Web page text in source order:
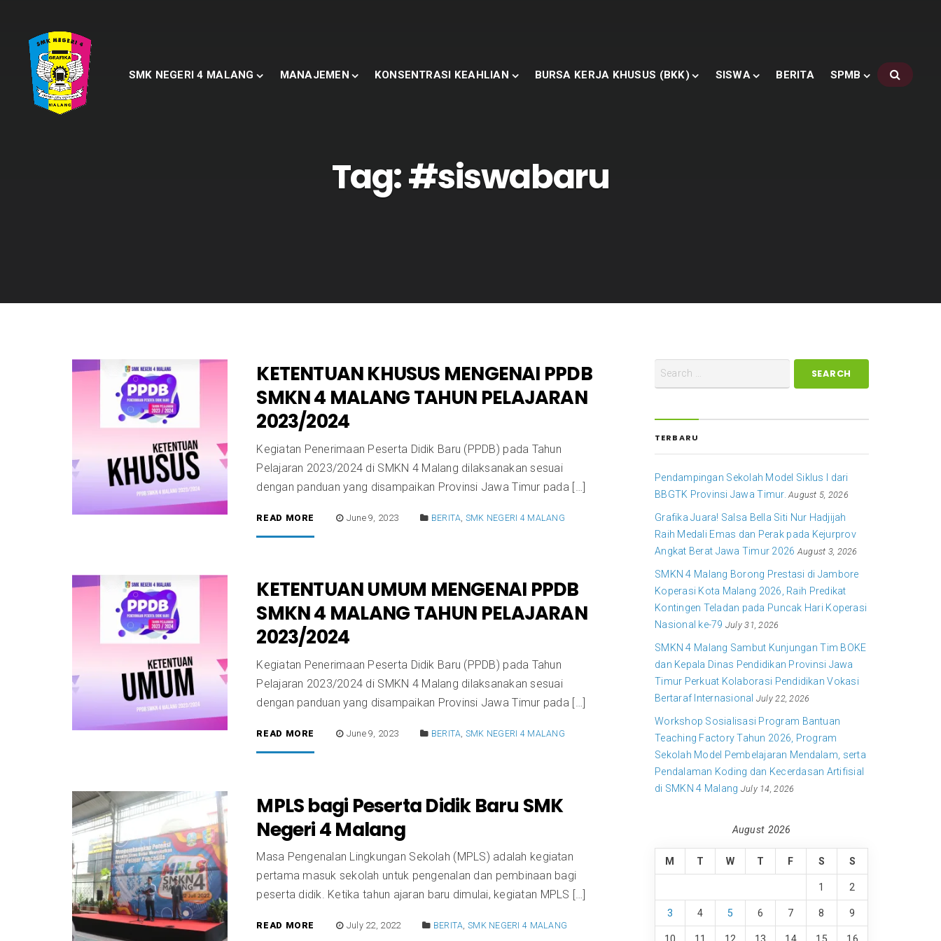
SMK NEGERI 4 MALANG MANAJEMEN KONSENTRASI KEAHLIAN BURSA KERJA KHUSUS (BKK) SISWA BERITA SPMB
Tag:#siswabaru
KETENTUAN KHUSUS MENGENAI PPDB
SMKN 4 MALANG TAHUN PELAJARAN
2023/2024
Kegiatan Penerimaan Peserta Didik Baru (PPDB) pada Tahun
Pelajaran 2023/2024 di SMKN 4 Malang dilaksanakan sesuai
dengan panduan yang disampaikan Provinsi Jawa Timur pada […]
READ MORE June 9, 2023 BERITA SMK NEGERI 4 MALANG
KETENTUAN UMUM MENGENAI PPDB
SMKN 4 MALANG TAHUN PELAJARAN
2023/2024
Kegiatan Penerimaan Peserta Didik Baru (PPDB) pada Tahun
Pelajaran 2023/2024 di SMKN 4 Malang dilaksanakan sesuai
dengan panduan yang disampaikan Provinsi Jawa Timur pada […]
READ MORE June 9, 2023 BERITA, SMK NEGERI 4 MALANG
MPLS bagi Peserta Didik Baru SMK
Negeri 4 Malang
Masa Pengenalan Lingkungan Sekolah (MPLS) adalah kegiatan
pertama masuk sekolah untuk pengenalan dan pembinaan bagi
peserta didik. Ketika tahun ajaran baru dimulai, kegiatan MPLS […]
READ MORE July 22, 2022 BERITA,SMK NEGERI 4 MALANG
TERBARU
Pendampingan Sekolah Model Siklus I dari
BBGTK Provinsi Jawa Timur. August 5, 2026
Grafika Juara! Salsa Bella Siti Nur Hadjijah
Raih Medali Emas dan Perak pada Kejurprov
Angkat Berat Jawa Timur 2026 August 3, 2026
SMKN 4 Malang Borong Prestasi di Jambore
Koperasi Kota Malang 2026, Raih Predikat
Kontingen Teladan pada Puncak Hari Koperasi
Nasional ke-79 July 31, 2026
SMKN 4 Malang Sambut Kunjungan Tim BOKE
dan Kepala Dinas Pendidikan Provinsi Jawa
Timur Perkuat Kolaborasi Pendidikan Vokasi
Bertaraf Internasional July 22, 2026
Workshop Sosialisasi Program Bantuan
Teaching Factory Tahun 2026, Program
Sekolah Model Pembelajaran Mendalam, serta
Pendalaman Koding dan Kecerdasan Artifisial
di SMKN 4 Malang July 14, 2026
August 2026
M T W T F S S
1 2
3 4 5 6 7 8 9